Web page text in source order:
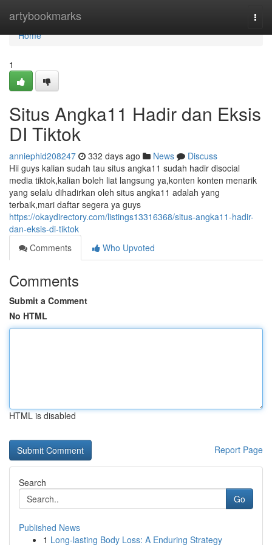
artybookmarks
Home
Home
1
Situs Angka11 Hadir dan Eksis
DI Tiktok
anniephid208247 332 days ago News
Discuss
Hii guys kalian sudah tau situs angka11 sudah hadir disocial
media tiktok,kalian boleh liat langsung ya,konten konten menarik
yang selalu dihadirkan oleh situs angka11 adalah yang
terbaik,mari daftar segera ya guys
https://okaydirectory.com/listings13316368/situs-angka11-hadir-
dan-eksis-di-tiktok
Comments
Who Upvoted
Comments
Submit a Comment
No HTML
HTML is disabled
Report Page
Search
Go
Published News
1 Long-lasting Body Loss: A Enduring Strategy